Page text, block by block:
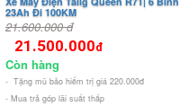
23Ah Đi 100KM
21.600.000 đ
21.500.000đ
Còn hàng
- Tặng mũ bảo hiểm trị giá 220.000đ
- Mua trả góp lãi suất thấp